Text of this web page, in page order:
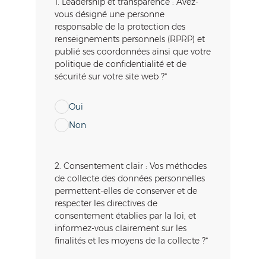
vous désigné une personne
responsable de la protection des
renseignements personnels (RPRP) et
publié ses coordonnées ainsi que votre
politique de confidentialité et de
sécurité sur votre site web ?*
Oui
Non
2. Consentement clair : Vos méthodes
de collecte des données personnelles
permettent-elles de conserver et de
respecter les directives de
consentement établies par la loi, et
informez-vous clairement sur les
finalités et les moyens de la collecte ?*